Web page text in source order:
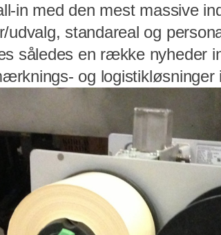
in med den mest massive
udvalg, standareal og
således en række nyheder
og logistikløsninger